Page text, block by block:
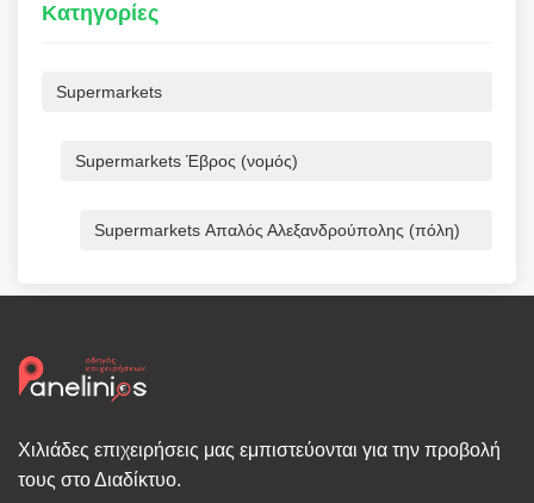
Κατηγορίες
Supermarkets
Supermarkets Έβρος (νομός)
Supermarkets Απαλός Αλεξανδρούπολης (πόλη)
Χιλιάδες επιχειρήσεις μας εμπιστεύονται για την προβολή
τους στο Διαδίκτυο.